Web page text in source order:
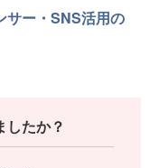
サー・SNS活用の
したか？